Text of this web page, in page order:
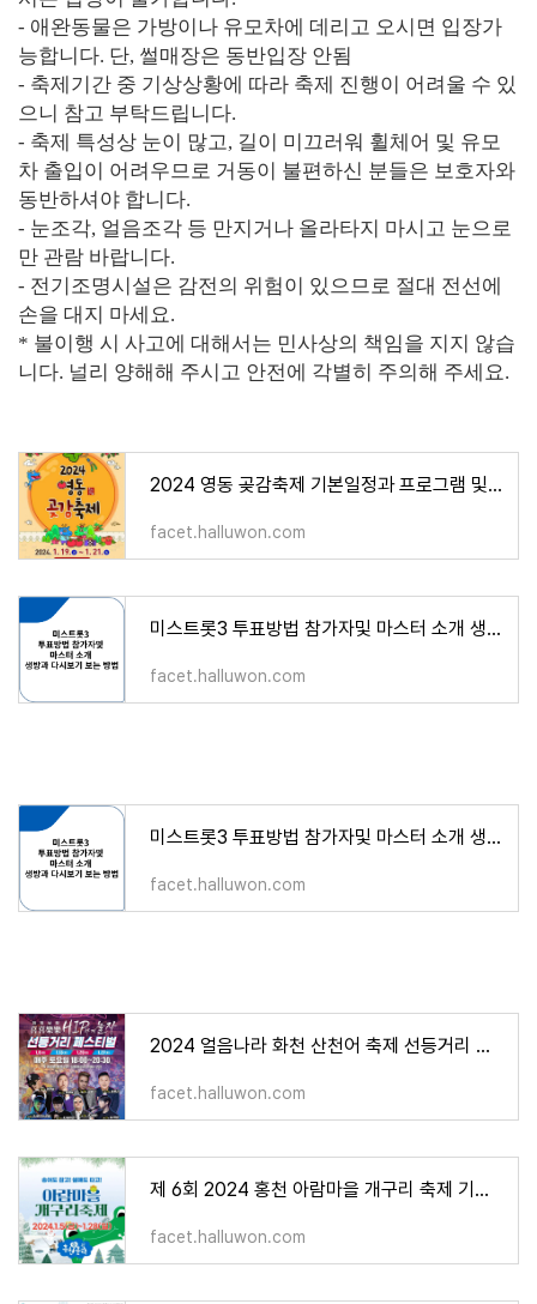
- 애완동물은 가방이나 유모차에 데리고 오시면 입장가
능합니다. 단, 썰매장은 동반입장 안됨
- 축제기간 중 기상상황에 따라 축제 진행이 어려울 수 있
으니 참고 부탁드립니다.
- 축제 특성상 눈이 많고, 길이 미끄러워 휠체어 및 유모
차 출입이 어려우므로 거동이 불편하신 분들은 보호자와
동반하셔야 합니다.
- 눈조각, 얼음조각 등 만지거나 올라타지 마시고 눈으로
만 관람 바랍니다.
- 전기조명시설은 감전의 위험이 있으므로 절대 전선에
손을 대지 마세요.
* 불이행 시 사고에 대해서는 민사상의 책임을 지지 않습
니다. 널리 양해해 주시고 안전에 각별히 주의해 주세요.
2024 영동 곶감축제 기본일정과 프로그램 및 초대가수 소개(이찬원 양지원) feat MBC 충북 한마음 콘
facet.halluwon.com
미스트롯3 투표방법 참가자및 마스터 소개 생방과 다시보기 보는 방법
facet.halluwon.com
미스트롯3 투표방법 참가자및 마스터 소개 생방과 다시보기 보는 방법
facet.halluwon.com
2024 얼음나라 화천 산천어 축제 선등거리 페스티벌 기본일정과 프로그램 소개
facet.halluwon.com
제 6회 2024 홍천 아람마을 개구리 축제 기본일정과 프로그램 소개
facet.halluwon.com